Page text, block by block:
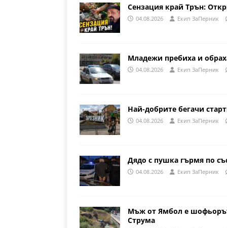
Сензация край Трън:
04.08.2026 Eкип ЗаПерник
Младежи пребиха и
04.08.2026 Eкип ЗаПерник
Най-добрите бегачи
04.08.2026 Eкип ЗаПерник
Дядо с пушка гърмя по
04.08.2026 Eкип ЗаПерник
Мъж от Ямбол е
Струма